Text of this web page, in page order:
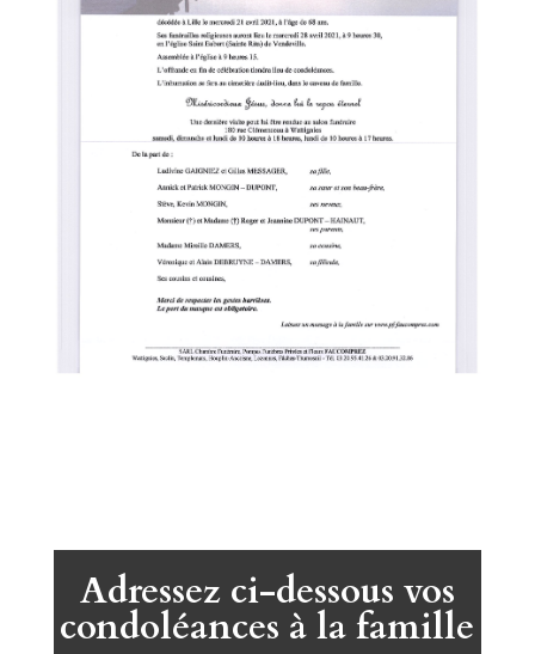
Adressez ci-dessous vos
condoléances à la famille